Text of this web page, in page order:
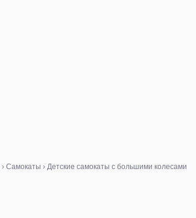
› Самокаты › Детские самокаты с большими колесами